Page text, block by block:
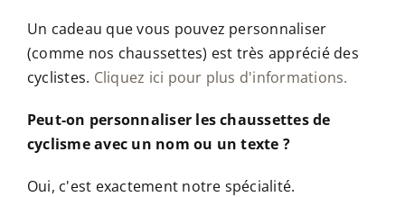
Un cadeau que vous pouvez personnaliser
(comme nos chaussettes) est très apprécié des
cyclistes. Cliquez ici pour plus d'informations.
Peut-on personnaliser les chaussettes de
cyclisme avec un nom ou un texte ?
Oui, c'est exactement notre spécialité.